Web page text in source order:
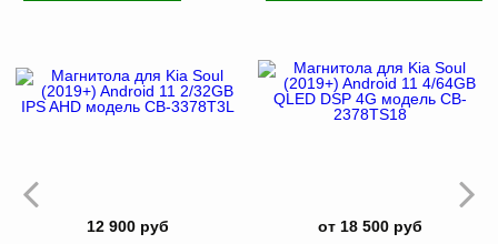
12 900 руб от 18 500 руб